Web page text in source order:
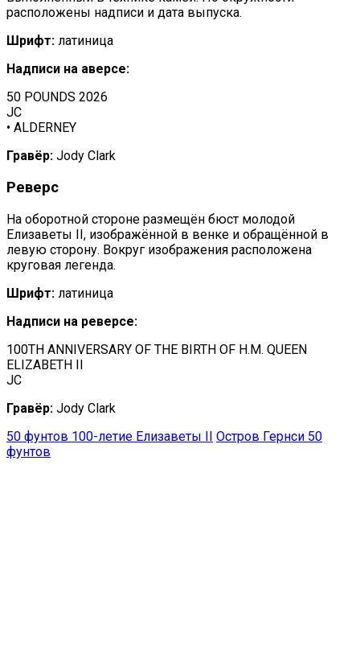
расположены надписи и дата выпуска.
Шрифт: латиница
Надписи на аверсе:
50 POUNDS 2026
JC
• ALDERNEY
Гравёр: Jody Clark
Реверс
На оборотной стороне размещён бюст молодой
Елизаветы II, изображённой в венке и обращённой в
левую сторону. Вокруг изображения расположена
круговая легенда.
Шрифт: латиница
Надписи на реверсе:
100TH ANNIVERSARY OF THE BIRTH OF H.M. QUEEN
ELIZABETH II
JC
Гравёр: Jody Clark
50 фунтов 100-летие Елизаветы II Остров Гернси 50
фунтов